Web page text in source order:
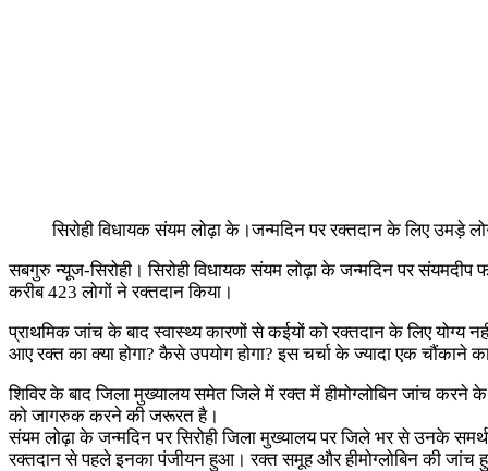
सिरोही विधायक संयम लोढ़ा के।जन्मदिन पर रक्तदान के लिए उमड़े
सबगुरु न्यूज-सिरोही। सिरोही विधायक संयम लोढ़ा के जन्मदिन पर
करीब 423 लोगों ने रक्तदान किया।
प्राथमिक जांच के बाद स्वास्थ्य कारणों से कईयों को रक्तदान के लिए
आए रक्त का क्या होगा? कैसे उपयोग होगा? इस चर्चा के ज्यादा एक
शिविर के बाद जिला मुख्यालय समेत जिले में रक्त में हीमोग्लोबिन जांच करने
को जागरुक करने की जरूरत है।
संयम लोढ़ा के जन्मदिन पर सिरोही जिला मुख्यालय पर जिले भर से उनके
रक्तदान से पहले इनका पंजीयन हुआ। रक्त समूह और हीमोग्लोबिन की जांच